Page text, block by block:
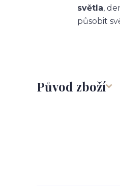
světla,
působit
Původ zboží